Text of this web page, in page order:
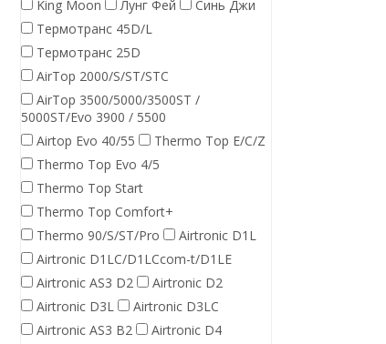
King Moon
Лунг Фей
Синь Джи
Термотранс 45D/L
Термотранс 25D
AirTop 2000/S/ST/STC
AirTop 3500/5000/3500ST /
5000ST/Evo 3900 / 5500
Airtop Evo 40/55
Thermo Top E/C/Z
Thermo Top Evo 4/5
Thermo Top Start
Thermo Top Comfort+
Thermo 90/S/ST/Pro
Airtronic D1L
Airtronic D1LC/D1LCcom-t/D1LE
Airtronic AS3 D2
Airtronic D2
Airtronic D3L
Airtronic D3LC
Airtronic AS3 B2
Airtronic D4